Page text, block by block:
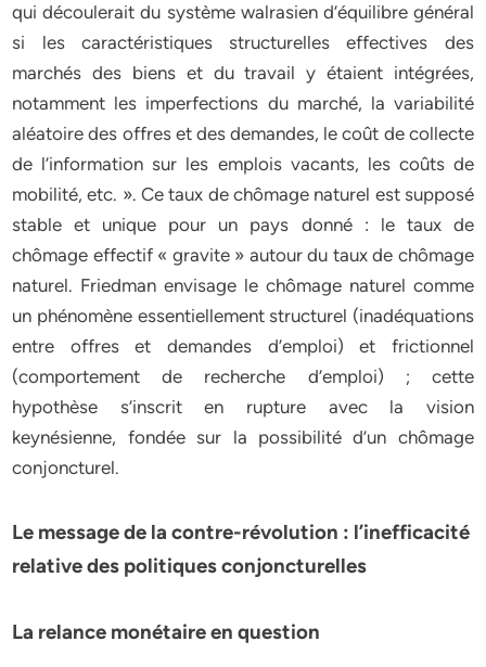
qui découlerait du système walrasien d’équilibre général
si les caractéristiques structurelles effectives des
marchés des biens et du travail y étaient intégrées,
notamment les imperfections du marché, la variabilité
aléatoire des offres et des demandes, le coût de collecte
de l’information sur les emplois vacants, les coûts de
mobilité, etc. ». Ce taux de chômage naturel est supposé
stable et unique pour un pays donné : le taux de
chômage effectif « gravite » autour du taux de chômage
naturel. Friedman envisage le chômage naturel comme
un phénomène essentiellement structurel (inadéquations
entre offres et demandes d’emploi) et frictionnel
(comportement de recherche d’emploi) ; cette
hypothèse s’inscrit en rupture avec la vision
keynésienne, fondée sur la possibilité d’un chômage
conjoncturel.
Le message de la contre-révolution : l’inefficacité
relative des politiques conjoncturelles
La relance monétaire en question